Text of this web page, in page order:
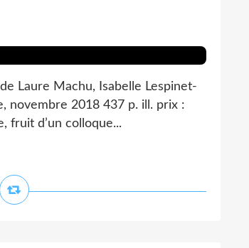
Laure Machu, Isabelle Lespinet-
novembre 2018 437 p. ill. prix :
fruit d’un colloque...